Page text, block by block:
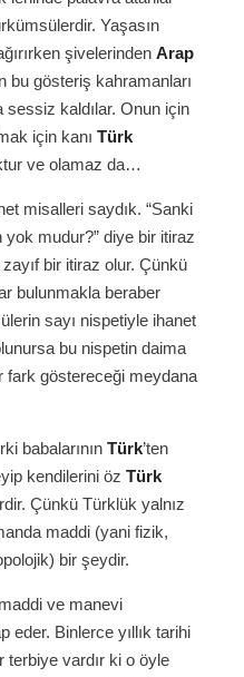
Yaşasın
şivelerinden Arap
bu gösteriş kahramanları
sessiz kaldılar. Onun için
için kanı Türk
ve olamaz da…
misalleri saydık. “Sanki
mudur?” diye bir itiraz
bir itiraz olur. Çünkü
bulunmakla beraber
sayı nispetiyle ihanet
bu nispetin daima
fark göstereceği meydana
babalarının Türk’ten
kendilerini öz Türk
Çünkü Türklük yalnız
maddi (yani fizik,
bir şeydir.
maddi ve manevi
eder. Binlerce yıllık tarihi
terbiye vardır ki o öyle